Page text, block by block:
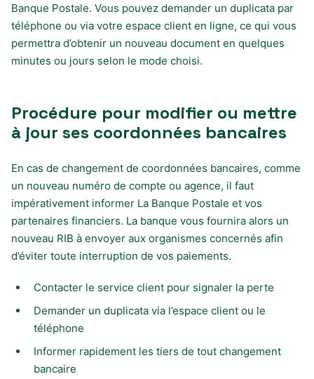
Banque Postale. Vous pouvez demander un duplicata par
téléphone ou via votre espace client en ligne, ce qui vous
permettra d’obtenir un nouveau document en quelques
minutes ou jours selon le mode choisi.
Procédure pour modifier ou mettre
à jour ses coordonnées bancaires
En cas de changement de coordonnées bancaires, comme
un nouveau numéro de compte ou agence, il faut
impérativement informer La Banque Postale et vos
partenaires financiers. La banque vous fournira alors un
nouveau RIB à envoyer aux organismes concernés afin
d’éviter toute interruption de vos paiements.
Contacter le service client pour signaler la perte
Demander un duplicata via l’espace client ou le
téléphone
Informer rapidement les tiers de tout changement
bancaire